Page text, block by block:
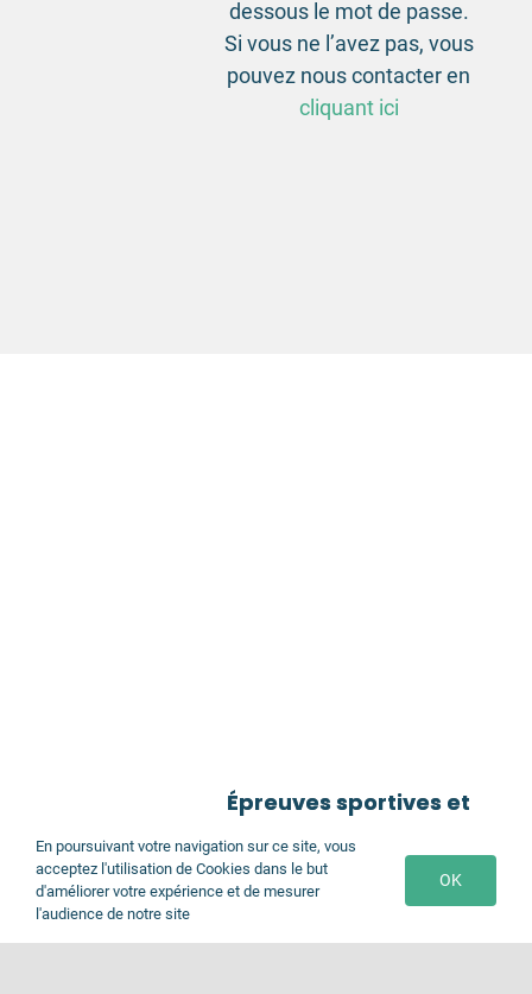
dessous le mot de passe.
Si vous ne l’avez pas, vous
pouvez nous contacter en
cliquant ici
Épreuves sportives et
rencontre inter-EHPAD
des Jeux Olympiques du
Bonheur 16 et 17 octobre
En poursuivant votre navigation sur ce site, vous
acceptez l'utilisation de Cookies dans le but
d'améliorer votre expérience et de mesurer
l'audience de notre site
OK